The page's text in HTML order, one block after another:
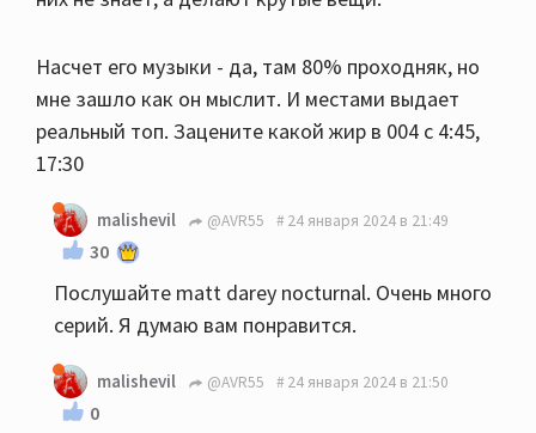
Насчет его музыки - да, там 80% проходняк, но
мне зашло как он мыслит. И местами выдает
реальный топ. Зацените какой жир в 004 с 4:45,
17:30
malishevil @AVR55 24 января 2024 в 21:49
30
Послушайте matt darey nocturnal. Очень много
серий. Я думаю вам понравится.
malishevil @AVR55 24 января 2024 в 21:50
0